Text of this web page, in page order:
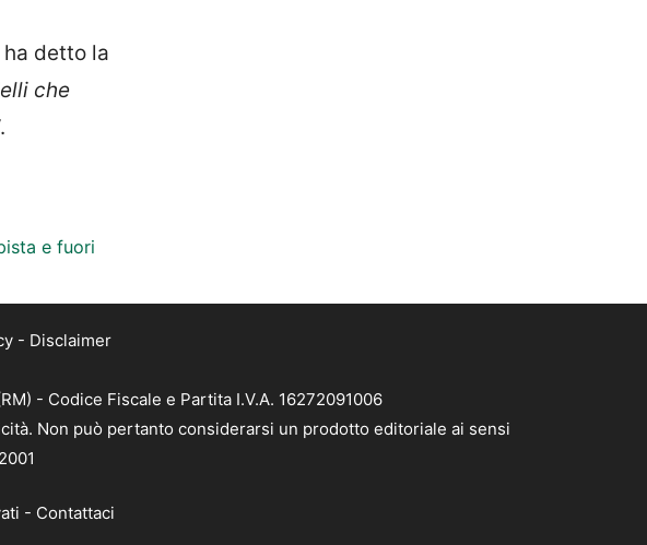
ha detto la
che
.
e fuori
- Disclaimer
- Codice Fiscale e Partita I.V.A. 16272091006
Non può pertanto considerarsi un prodotto editoriale ai sensi
- Contattaci